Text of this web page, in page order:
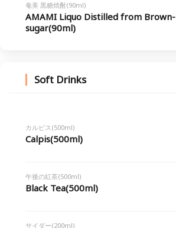
奄美 黒糖焼酎(90ml)
AMAMI Liquo Distilled from Brown-
sugar(90ml)
Soft Drinks
カルピス(500ml)
Calpis(500ml)
午後の紅茶(500ml)
Black Tea(500ml)
サイダー(200ml)